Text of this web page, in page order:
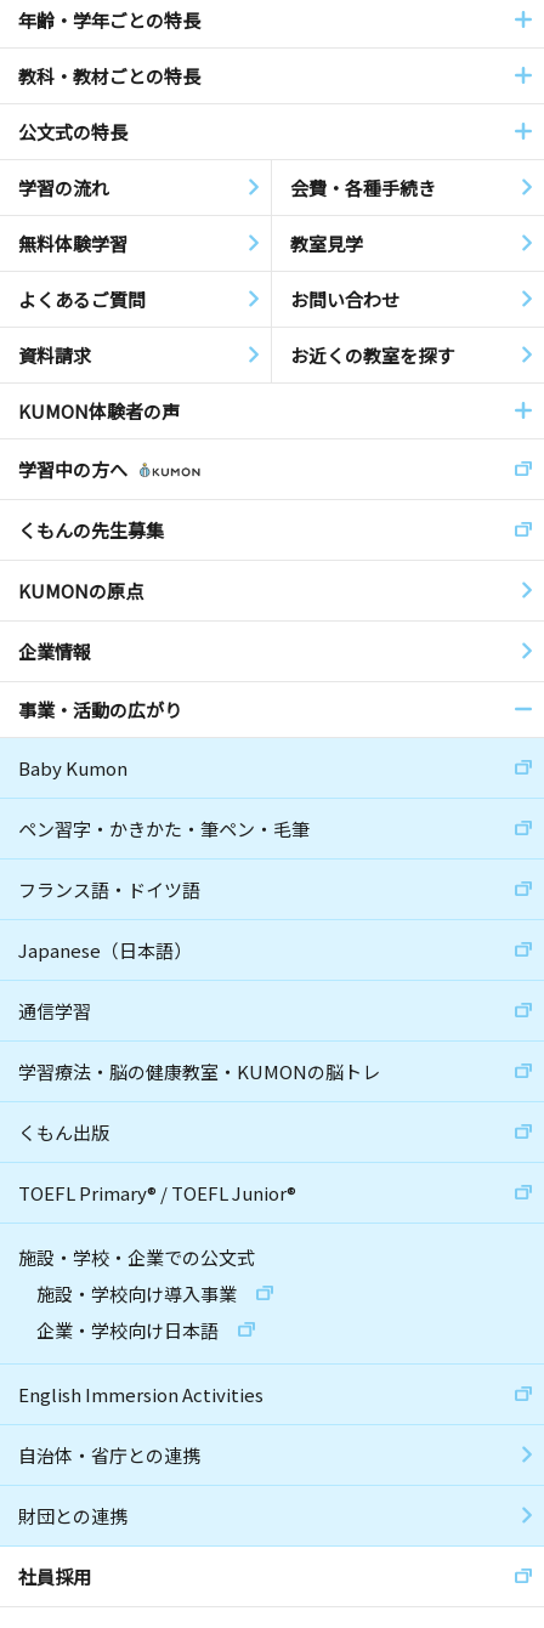
年齢・学年ごとの特長
教科・教材ごとの特長
公文式の特長
学習の流れ 会費・各種手続き
無料体験学習 教室見学
よくあるご質問 お問い合わせ
資料請求 お近くの教室を探す
KUMON体験者の声
学習中の方へ
くもんの先生募集
KUMONの原点
企業情報
事業・活動の広がり
Baby Kumon
ペン習字・かきかた・筆ペン・毛筆
フランス語・ドイツ語
Japanese（日本語）
通信学習
学習療法・脳の健康教室・KUMONの脳トレ
くもん出版
TOEFL Primary® /TOEFL Junior®
施設・学校・企業での公文式
施設・学校向け導入事業
企業・学校向け日本語
English Immersion Activities
自治体・省庁との連携
財団との連携
社員採用